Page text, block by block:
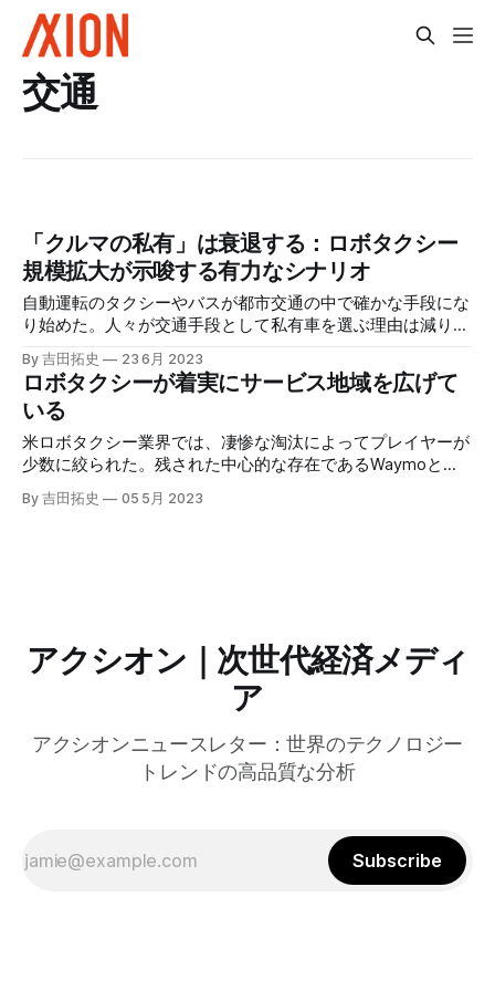
交通
「クルマの私有」は衰退する：ロボタクシー
規模拡大が示唆する有力なシナリオ
自動運転のタクシーやバスが都市交通の中で確かな手段にな
り始めた。人々が交通手段として私有車を選ぶ理由は減り、
自動車販売は2020年代にピークアウトする――このような
シナリオは本命筋のものになりつつある。
By 吉田拓史 23 6月 2023
ロボタクシーが着実にサービス地域を広げて
いる
米ロボタクシー業界では、凄惨な淘汰によってプレイヤーが
少数に絞られた。残された中心的な存在であるWaymoと
Cruiseはサービス地域を拡大している。
By 吉田拓史 05 5月 2023
アクシオン｜次世代経済メディ
ア
アクシオンニュースレター：世界のテクノロジー
トレンドの高品質な分析
Subscribe